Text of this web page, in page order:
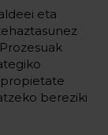
eta
bereziki